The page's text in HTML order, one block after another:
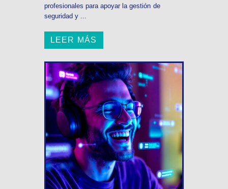
profesionales para apoyar la gestión de
seguridad y ...
LEER MÁS